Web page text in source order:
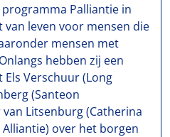
Palliantie in
leven voor mensen die
mensen met
hebben zij een
Verschuur (Long
(Santeon
Litsenburg (Catherina
over het borgen